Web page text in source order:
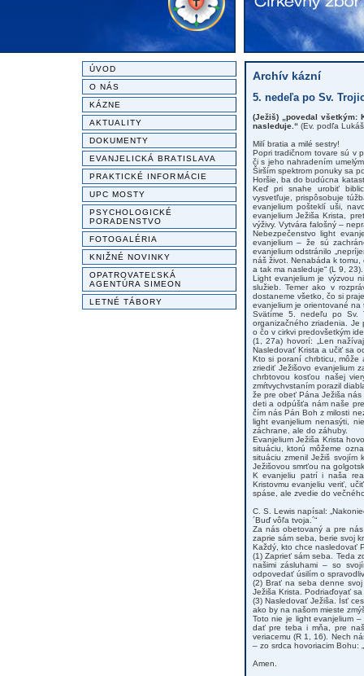
ÚVOD
O NÁS
KÁZNE
AKTUALITY
DOKUMENTY
EVANJELICKÁ BRATISLAVA
PRAKTICKÉ INFORMÁCIE
UPC MOSTY
PSYCHOLOGICKÉ
PORADENSTVO
FOTOGALÉRIA
KNIŽNÉ NOVINKY
OPATROVATEĽSKÁ
AGENTÚRA SIMEON
LETNÉ TÁBORY
Archív kázní
5. nedeľa po Sv.
(Ježiš) „povedal všetkým:
nasleduje.“(Ev. podľa
Milí bratia a milé sestry!
Popri tradičnom tovare sú v
či s jeho nahradením
Širším spektrom ponuky sa
Horšie, ba do budúcna
Keď pri snahe urobiť
vysvetľuje, prispôsobuje
evanjelium pošteklí uši,
evanjelium Ježiša Krista,
výživy. Vytvára falošný –
Nebezpečenstvo light
evanjelium – že sú
evanjelium odstránilo
náš život. Nenabáda k
a tak ma nasleduje“ (L 9, 23).
Light evanjelium je výzvou
služieb. Temer ako v
dostaneme všetko, čo si
evanjelium je orientované na
Svätíme 5. nedeľu po Sv.
organizačného zriadenia. Je
o čo v cirkvi predovšetkým
(1, 27a) hovorí: „Len
Nasledovať Krista a učiť sa
Kto si poraní chrbticu, môže
zriediť Ježišovo evanjelium
chrbtovou kosťou našej
zmŕtvychvstaním porazil
že pre obeť Pána Ježiša
deti a odpúšťa nám naše
čím nás Pán Boh z milosti
light evanjelium nenasýti,
záchrane, ale do záhuby.
Evanjelium Ježiša Krista
situáciu, ktorú môžeme
situáciu zmenil Ježiš
Ježišovou smrťou na
K evanjeliu patrí i naša
Kristovmu evanjeliu veriť,
spáse, ale zvedie do
C. S. Lewis napísal:
´Buď vôľa tvoja.´“
Za nás obetovaný a pre
zaprie sám seba, berie svoj
Každý, kto chce nasledovať
(1) Zaprieť sám seba. Teda
našimi zásluhami – so
odpovedať úsilím o
(2) Brať na seba denne
Ježiša Krista. Podriaďovať
(3) Nasledovať Ježiša. Ísť
ako by na našom mieste
Toto nie je light evanjelium
dať pre teba i mňa, pre
veriacemu (R 1, 16). Nech
– zo srdca hovoriacim Bohu:
Amen.